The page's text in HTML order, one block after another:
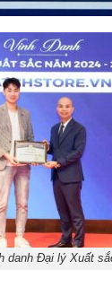
danh Đại lý Xuất